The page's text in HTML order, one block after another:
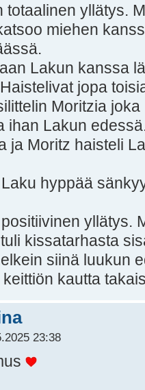
totaalinen yllätys.
miehen
Lakun kanssa
jopa
Moritzia
ihan Lakun
ja Moritz haisteli
hyppää
yllätys.
kissatarhasta
siinä luukun
kautta
23:38